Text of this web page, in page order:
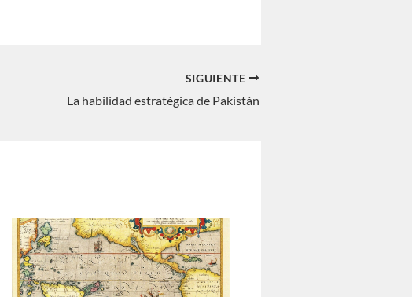
SIGUIENTE
La habilidad estratégica de Pakistán